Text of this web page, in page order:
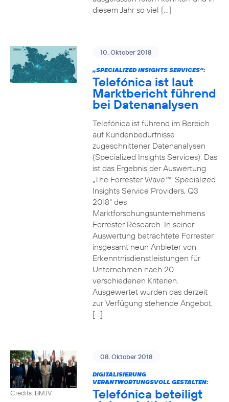
diesem Jahr so viel […]
10. Oktober 2018
„SPECIALIZED INSIGHTS SERVICES“:
Telefónica ist laut
Marktbericht führend
bei Datenanalysen
Telefónica ist führend im Bereich
auf Kundenbedürfnisse
zugeschnittener Datenanalysen
(Specialized Insights Services). Das
ist das Ergebnis der Auswertung
„The Forrester Wave™: Specialized
Insights Service Providers, Q3
2018“ des
Marktforschungsunternehmens
Forrester Research. In seiner
Auswertung betrachtete Forrester
insgesamt neun Anbieter von
Erkenntnisdienstleistungen für
Unternehmen nach 20
verschiedenen Kriterien.
Ausgewertet wurden das derzeit
zur Verfügung stehende Angebot,
[…]
Credits: BMJV
08. Oktober 2018
DIGITALISIERUNG
VERANTWORTUNGSVOLL GESTALTEN:
Telefónica beteiligt